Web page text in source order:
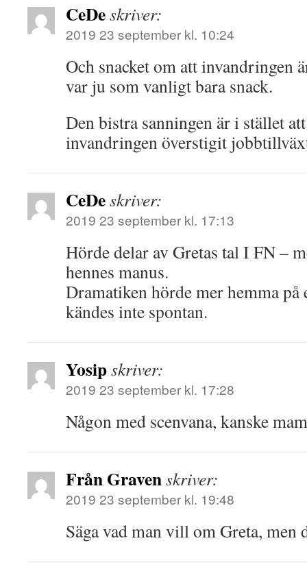
CeDeskriver:
2019 23 september kl. 10:24
Och snacket om att invandringen
var ju som vanligt bara snack.
Den bistra sanningen är i stället
invandringen överstigit
CeDeskriver:
2019 23 september kl. 17:13
Hörde delar av Gretas tal I FN –
hennes manus.
Dramatiken hörde mer hemma på
kändes inte spontan.
Yosipskriver:
2019 23 september kl. 17:28
Någon med scenvana, kanske
Från Gravenskriver:
2019 23 september kl. 19:48
Säga vad man vill om Greta, men